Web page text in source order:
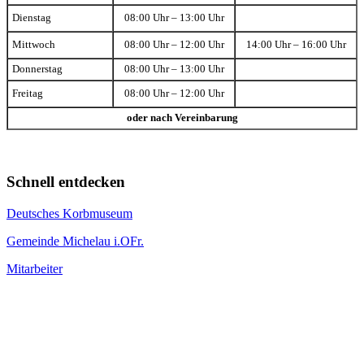
Dienstag 08:00 Uhr – 13:00 Uhr
Mittwoch 08:00 Uhr – 12:00 Uhr 14:00 Uhr – 16:00 Uhr
Donnerstag 08:00 Uhr – 13:00 Uhr
Freitag 08:00 Uhr – 12:00 Uhr
oder nach Vereinbarung
Schnell entdecken
Deutsches Korbmuseum
Gemeinde Michelau i.OFr.
Mitarbeiter